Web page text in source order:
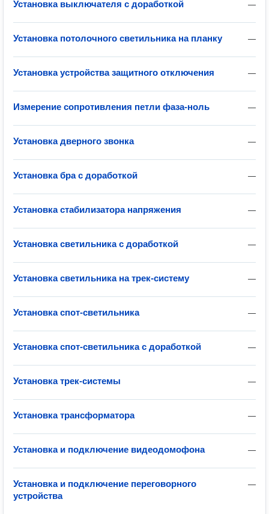
—
Установка выключателя с доработкой
—
Установка потолочного светильника на планку
—
Установка устройства защитного отключения
—
Измерение сопротивления петли фаза-ноль
—
Установка дверного звонка
—
Установка бра с доработкой
—
Установка стабилизатора напряжения
—
Установка светильника с доработкой
—
Установка светильника на трек-систему
—
Установка спот-светильника
—
Установка спот-светильника с доработкой
—
Установка трек-системы
—
Установка трансформатора
—
Установка и подключение видеодомофона
—
Установка и подключение переговорного
устройства